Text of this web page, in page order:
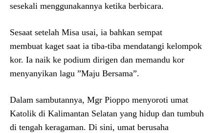
sesekali menggunakannya ketika berbicara.
Sesaat setelah Misa usai, ia bahkan sempat
membuat kaget saat ia tiba-tiba mendatangi kelompok
kor. Ia naik ke podium dirigen dan memandu kor
menyanyikan lagu ”Maju Bersama”.
Dalam sambutannya, Mgr Pioppo menyoroti umat
Katolik di Kalimantan Selatan yang hidup dan tumbuh
di tengah keragaman. Di sini, umat berusaha